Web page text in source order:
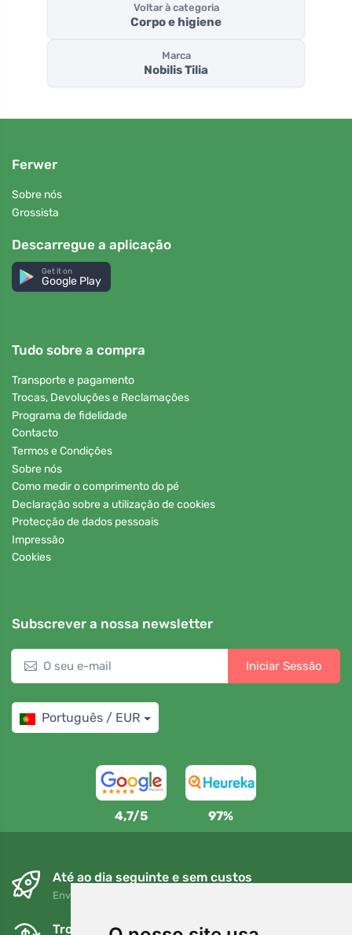
Voltar à categoria
Corpo e higiene
Marca
Nobilis Tilia
Ferwer
Sobre nós
Grossista
Descarregue a aplicação
Get it on
Google Play
Tudo sobre a compra
Transporte e pagamento
Trocas, Devoluções e Reclamações
Programa de fidelidade
Contacto
Termos e Condições
Sobre nós
Como medir o comprimento do pé
Declaração sobre a utilização de cookies
Protecção de dados pessoais
Impressão
Cookies
Subscrever a nossa newsletter
Iniciar Sessão
Português / EUR
4,7/5 97%
Até ao dia seguinte e sem custos
Envio gratuito para encomendas superiores a 80 EUR
Trocas e devoluções gratuitas